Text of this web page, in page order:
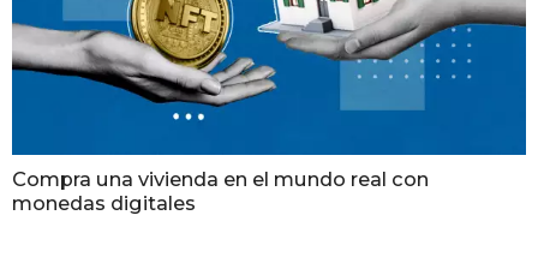
Compra una vivienda en el mundo real con
monedas digitales